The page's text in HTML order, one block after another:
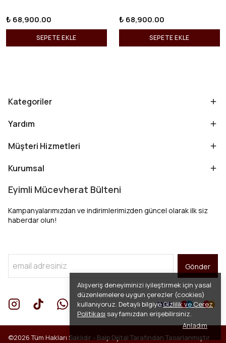
Alışveriş deneyiminizi iyileştirmek için yasal
düzenlemelere uygun çerezler (cookies)
kullanıyoruz. Detaylı bilgiyeGizlilik ve Çerez
Politikası sayfamızdan erişebilirsiniz.
Anladım
₺ 68,900.00
SEPETE EKLE
₺ 68,900.00
SEPETE EKLE
Kategoriler
Yardım
Müşteri Hizmetleri
Kurumsal
Eyimli Mücevherat Bülteni
Kampanyalarımızdan ve indirimlerimizden güncel olarak ilk siz
haberdar olun!
Gönder
©2026 Tüm Hakları Saklıdır - Balp Dijital Tarafından Tasarlanmıştır